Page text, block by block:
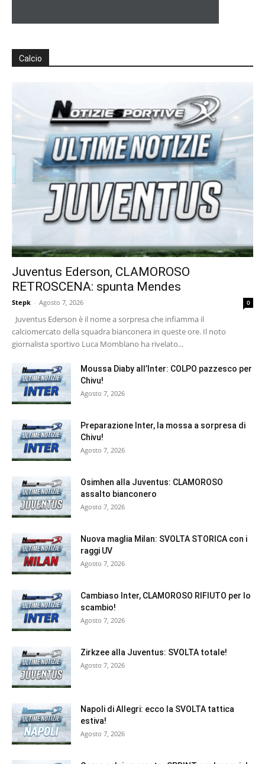
Calcio
Juventus Ederson, CLAMOROSO
RETROSCENA: spunta Mendes
Stepk - Agosto 7, 2026 0
Juventus Ederson è il nome a sorpresa che infiamma il
calciomercato della squadra bianconera in queste ore. Il noto
giornalista sportivo Luca Momblano ha rivelato...
Moussa Diaby all’Inter: COLPO pazzesco per
Chivu!
Agosto 7, 2026
Preparazione Inter, la mossa a sorpresa di
Chivu!
Agosto 7, 2026
Osimhen alla Juventus: CLAMOROSO
assalto bianconero
Agosto 7, 2026
Nuova maglia Milan: SVOLTA STORICA con i
raggi UV
Agosto 7, 2026
Cambiaso Inter, CLAMOROSO RIFIUTO per lo
scambio!
Agosto 7, 2026
Zirkzee alla Juventus: SVOLTA totale!
Agosto 7, 2026
Napoli di Allegri: ecco la SVOLTA tattica
estiva!
Agosto 7, 2026